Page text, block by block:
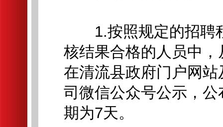
1.按照规定的招聘
核结果合格的人员中
在清流县政府门户网
司微信公众号公示，
期为7天。